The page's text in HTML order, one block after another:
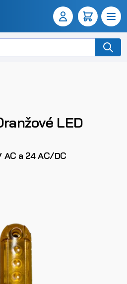
LED
a 24 AC/DC